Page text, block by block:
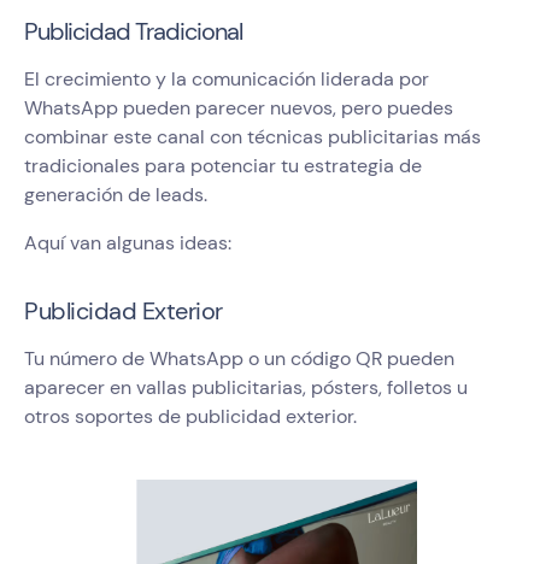
Publicidad Tradicional
El crecimiento y la comunicación liderada por
WhatsApp pueden parecer nuevos, pero puedes
combinar este canal con técnicas publicitarias más
tradicionales para potenciar tu estrategia de
generación de leads.
Aquí van algunas ideas:
Publicidad Exterior
Tu número de WhatsApp o un código QR pueden
aparecer en vallas publicitarias, pósters, folletos u
otros soportes de publicidad exterior.